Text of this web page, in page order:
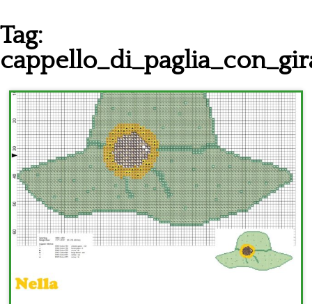
Ultimi schemi
Alfabeto
Bambini
Disney
Thun
Tag: